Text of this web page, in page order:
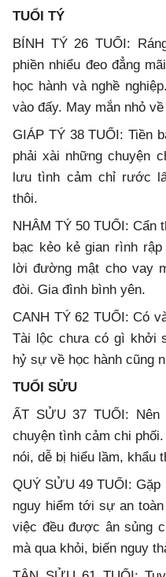
TUỔI TÝ
BÍNH TÝ 26 TUỔI:
phiền nhiểu đeo đẳng
học hành và nghề
vào đấy. May mắn nhỏ
GIÁP TÝ 38 TUỔI: Tiền
phải xài những chuyện
lưu tình cảm chỉ rước
thôi.
NHÂM TÝ 50 TUỔI: Cẩn
bạc kẻo kẻ gian rình
lời đường mật cho vay
đòi. Gia đình bình yên.
CANH TÝ 62 TUỔI: Có
Tài lộc chưa có gì khởi
hỷ sự về học hành cũng
TUỔI SỬU
ẤT SỬU 37 TUỔI:
chuyện tình cảm chi
nói, dễ bị hiểu lầm, khẩu
QUÝ SỬU 49 TUỔI:
nguy hiểm tới sự an
việc đều được ân sủng
mà qua khỏi, biến nguy